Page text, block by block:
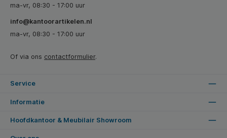
ma-vr, 08:30 - 17:00 uur
info@kantoorartikelen.nl
ma-vr, 08:30 - 17:00 uur
Of via ons contactformulier.
Service
Informatie
Hoofdkantoor & Meubilair Showroom